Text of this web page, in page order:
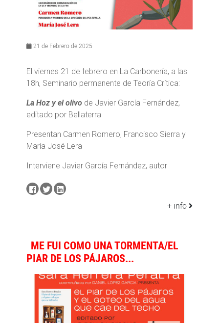
21 de Febrero de 2025
El viernes 21 de febrero en La Carbonería, a las
18h, Seminario permanente de Teoría Crítica:
La Hoz y el olivo de Javier García Fernández,
editado por Bellaterra
Presentan Carmen Romero, Francisco Sierra y
María José Lera
Interviene Javier García Fernández, autor
+ info
ME FUI COMO UNA TORMENTA/EL
PIAR DE LOS PÁJAROS...